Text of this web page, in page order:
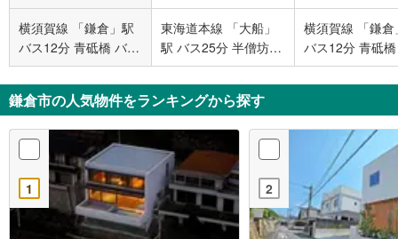
横須賀線 「鎌倉」駅
バス12分 青砥橋 バス
停下車 徒歩6分
東海道本線 「大船」
駅 バス25分 半僧坊下
バス停下車 徒歩4分
横須賀線 「鎌倉
バス12分 青砥
停下車 徒歩11分
鎌倉市の人気物件をランキングから探す
1 2